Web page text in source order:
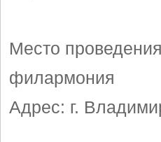
Место
филармония
Адрес: г.